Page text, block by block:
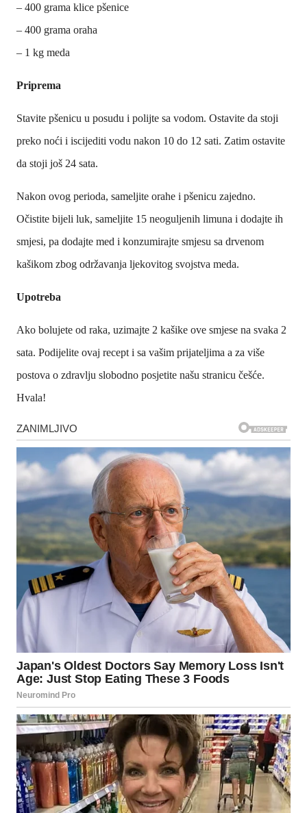
– 400 grama klice pšenice
– 400 grama oraha
– 1 kg meda
Priprema
Stavite pšenicu u posudu i polijte sa vodom. Ostavite da stoji
preko noći i iscijediti vodu nakon 10 do 12 sati. Zatim ostavite
da stoji još 24 sata.
Nakon ovog perioda, sameljite orahe i pšenicu zajedno.
Očistite bijeli luk, sameljite 15 neoguljenih limuna i dodajte ih
smjesi, pa dodajte med i konzumirajte smjesu sa drvenom
kašikom zbog održavanja ljekovitog svojstva meda.
Upotreba
Ako bolujete od raka, uzimajte 2 kašike ove smjese na svaka 2
sata. Podijelite ovaj recept i sa vašim prijateljima a za više
postova o zdravlju slobodno posjetite našu stranicu češće.
Hvala!